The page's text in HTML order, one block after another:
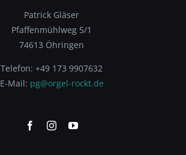
Patrick Gläser
Pfaffenmühlweg 5/1
74613 Öhringen
Telefon: +49 173 9907632
E-Mail: pg@orgel-rockt.de